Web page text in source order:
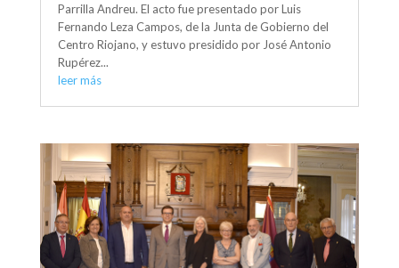
Parrilla Andreu. El acto fue presentado por Luis
Fernando Leza Campos, de la Junta de Gobierno del
Centro Riojano, y estuvo presidido por José Antonio
Rupérez...
leer más